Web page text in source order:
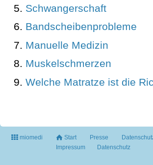
Schwangerschaft
Bandscheibenprobleme
Manuelle Medizin
Muskelschmerzen
Welche Matratze ist die
miomedi Start Presse
Impressum
Datenschutz